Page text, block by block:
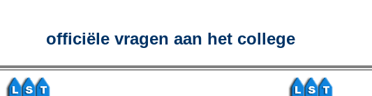
officiële vragen aan het college